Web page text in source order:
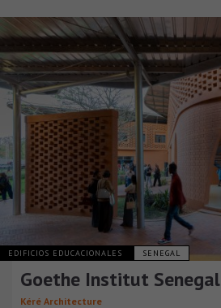
EDIFICIOS EDUCACIONALES SENEGAL
Goethe Institut Senegal
Kéré Architecture